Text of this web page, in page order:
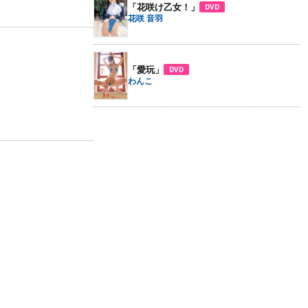
「花咲け乙女！」 DVD
花咲 音羽
「愛玩」 DVD
わんこ